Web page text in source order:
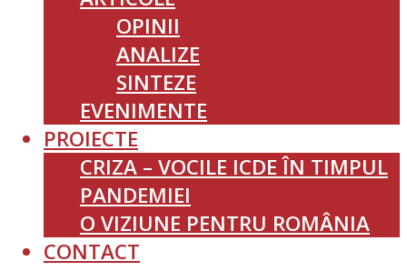
OPINII
ANALIZE
SINTEZE
EVENIMENTE
PROIECTE
CRIZA – VOCILE ICDE ÎN TIMPUL
PANDEMIEI
O VIZIUNE PENTRU ROMÂNIA
CONTACT